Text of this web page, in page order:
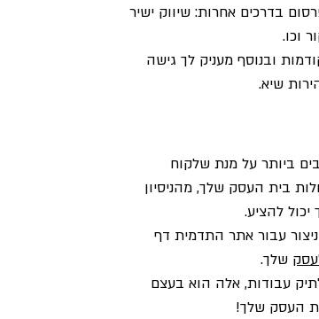
בדרכים אחרות: שיווק ישיר
וכו.
ובנוסף מעניק לך גישה
שיא.
ביותר על מנת שלקוח
בית העסק שלך, מהניסיון
להציע.
עבור אתר התדמית דף
שלך.
עבודות, אלה הוא בעצם
העסק שלך!